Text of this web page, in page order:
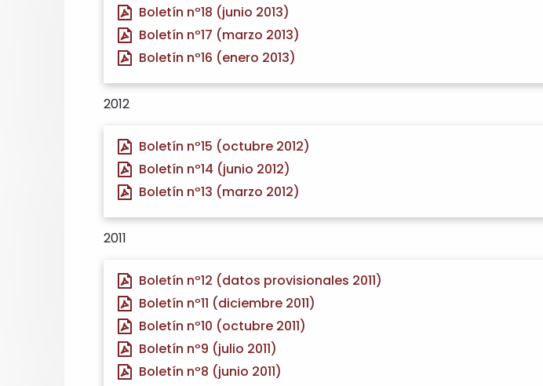
Boletín nº18 (junio 2013)
Boletín nº17 (marzo 2013)
Boletín nº16 (enero 2013)
2012
Boletín nº15 (octubre 2012)
Boletín nº14 (junio 2012)
Boletín nº13 (marzo 2012)
2011
Boletín nº12 (datos provisionales 2011)
Boletín nº11 (diciembre 2011)
Boletín nº10 (octubre 2011)
Boletín nº9 (julio 2011)
Boletín nº8 (junio 2011)